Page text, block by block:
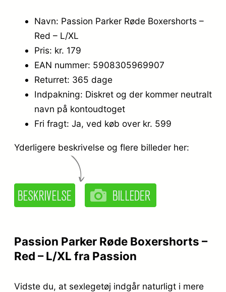
Navn: Passion Parker Røde Boxershorts –
Red – L/XL
Pris: kr. 179
EAN nummer: 5908305969907
Returret: 365 dage
Indpakning: Diskret og der kommer neutralt
navn på kontoudtoget
Fri fragt: Ja, ved køb over kr. 599
Yderligere beskrivelse og flere billeder her:
Passion Parker Røde Boxershorts –
Red – L/XL fra Passion
Vidste du, at sexlegetøj indgår naturligt i mere